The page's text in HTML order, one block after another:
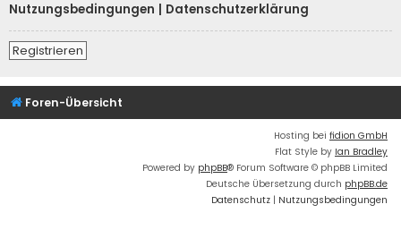
Nutzungsbedingungen
Datenschutzerklärung
Registrieren
Foren-Übersicht
Hosting bei fidion GmbH
Flat Style by Ian Bradley
Powered by phpBB® Forum Software © phpBB Limited
Deutsche Übersetzung durch phpBB.de
Datenschutz | Nutzungsbedingungen